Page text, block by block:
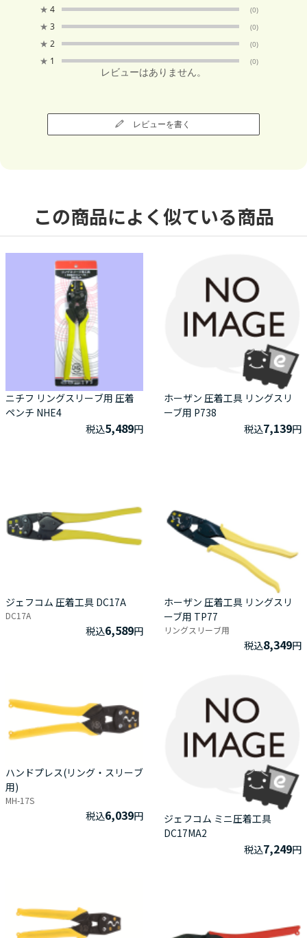
★ 4 (0)
★ 3 (0)
★ 2 (0)
★ 1 (0)
レビューはありません。
レビューを書く
この商品によく似ている商品
ニチフ リングスリーブ用 圧着
ペンチ NHE4
税込5,489円
ホーザン 圧着工具 リングスリ
ーブ用 P738
税込7,139円
ジェフコム 圧着工具 DC17A
DC17A
税込6,589円
ホーザン 圧着工具 リングスリ
ーブ用 TP77
リングスリーブ用
税込8,349円
ハンドプレス(リング・スリーブ
用)
MH-17S
税込6,039円
ジェフコム ミニ圧着工具
DC17MA2
税込7,249円